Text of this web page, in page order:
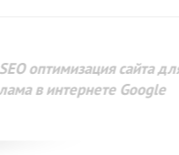
оптимизация сайта для
в интернете Google